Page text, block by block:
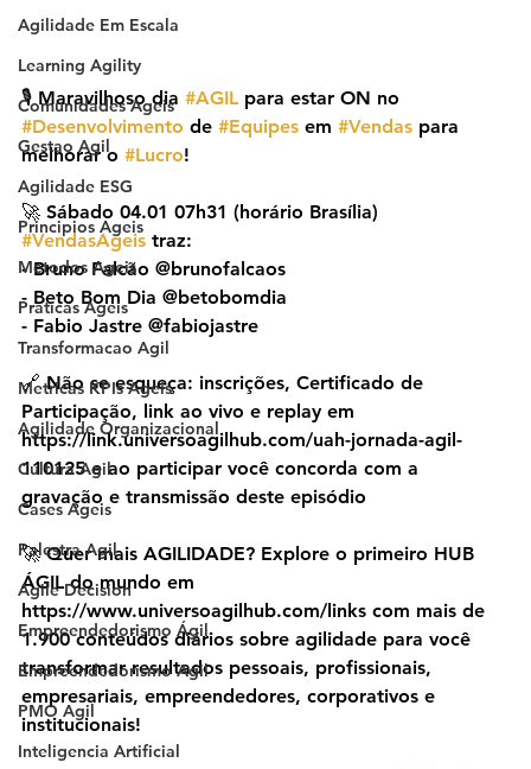
Agilidade Em Escala
Learning Agility
Comunidades Ageis
Gestao Agil
Agilidade ESG
Principios Ageis
Metodos Ageis
Praticas Ageis
Transformacao Agil
Metricas KPIs Ageis
Agilidade Organizacional
Cultura Agil
Cases Ageis
Palestra Agil
Agile Decision
Empreendedorismo Ágil
Empreendedorismo Agil
PMO Agil
Inteligencia Artificial
🎙️ Maravilhoso dia #AGIL para estar ON no
#Desenvolvimento de #Equipes em #Vendas para
melhorar o #Lucro!
🚀 Sábado 04.01 07h31 (horário Brasília)
#VendasAgeis traz:
- Bruno Falcão @brunofalcaos
- Beto Bom Dia @betobomdia
- Fabio Jastre @‌fabiojastre
🔗 Não se esqueça: inscrições, Certificado de
Participação, link ao vivo e replay em
https://link.universoagilhub.com/uah-jornada-agil-
110125 e ao participar você concorda com a
gravação e transmissão deste episódio
🚀 Quer mais AGILIDADE? Explore o primeiro HUB
ÁGIL do mundo em
https://www.universoagilhub.com/links com mais de
1.900 conteúdos diários sobre agilidade para você
transformar resultados pessoais, profissionais,
empresariais, empreendedores, corporativos e
institucionais!